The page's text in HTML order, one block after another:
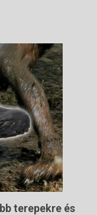
terepekre és